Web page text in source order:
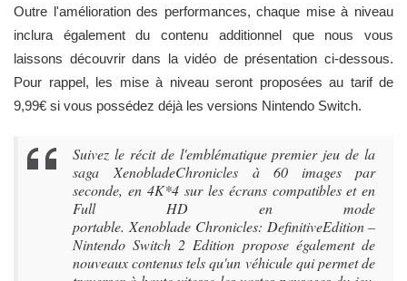
Outre l'amélioration des performances, chaque mise à niveau
inclura également du contenu additionnel que nous vous
laissons découvrir dans la vidéo de présentation ci-dessous.
Pour rappel, les mise à niveau seront proposées au tarif de
9,99€ si vous possédez déjà les versions Nintendo Switch.
Suivez le récit de l'emblématique premier jeu de la
saga XenobladeChronicles à 60 images par
seconde, en 4K*4 sur les écrans compatibles et en
Full HD en mode
portable. Xenoblade Chronicles: DefinitiveEdition –
Nintendo Switch 2 Edition propose également de
nouveaux contenus tels qu'un véhicule qui permet de